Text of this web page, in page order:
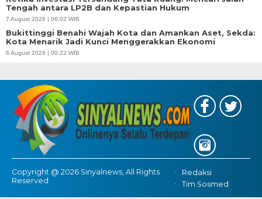
Bukittinggi Benahi Wajah Kota dan Amankan Aset, Sekda:
Kota Menarik Jadi Kunci Menggerakkan Ekonomi
Copyright @ 2026 Sinyalnews, All Rights
Reserved
Redaksi
Tim Sosmed